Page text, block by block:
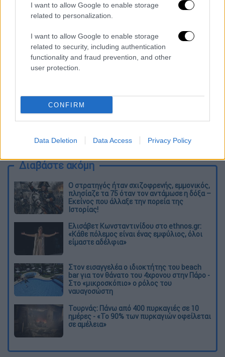
I want to allow Google to enable storage
related to personalization.
I want to allow Google to enable storage
related to security, including authentication
functionality and fraud prevention, and other
user protection.
CONFIRM
Data Deletion Data Access Privacy Policy
View this post on Instagram
Διαβάστε ακόμη
O στρατηγός ήταν σχιζοφρενής, εμμονικός,
πλησίαζε τα 75 όταν τον αντάμωσε η δόξα –
Εκείνος που άλλαξε την πορεία της
Ιστορίας!
Ελισάβετ Κωνσταντινίδου στο ethnos.gr:
«Κάθε πόλεμος είναι ένας εμφύλιος, όλοι
είμαστε αδέλφια»
Στον εισαγγελέα ο ιδιοκτήτης του beach
bar για τον θάνατο του 4χρονου στην Πάρο -
Στο «μικροσκόπιο» ο ρόλος του
ναυαγοσώστη
Τουρνάς: Πάνω από 400 πυρκαγιές σε 10
ημέρες - «Το 90% των πυρκαγιών οφείλεται
σε αμέλεια»